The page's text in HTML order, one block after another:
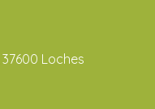
Loches